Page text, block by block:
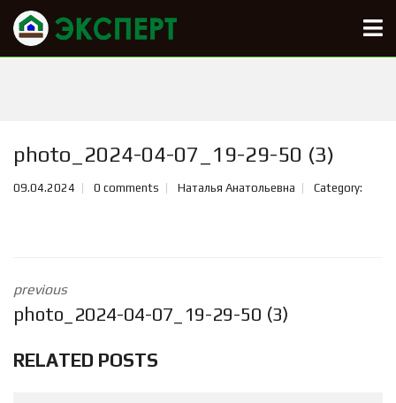
photo_2024-04-07_19-29-50 (3)
09.04.2024 0 comments Наталья Анатольевна Category:
previous
photo_2024-04-07_19-29-50 (3)
RELATED POSTS